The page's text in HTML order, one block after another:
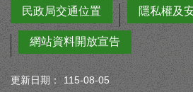
民政局交通位置
隱私權及
網站資料開放宣告
更新日期：
115-08-05